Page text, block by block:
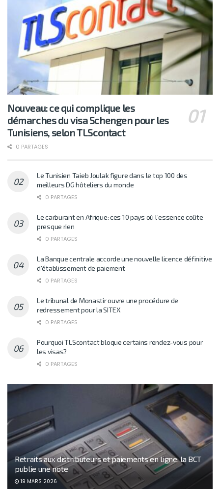
Nouveau: ce qui complique les
démarches du visa Schengen pour les
Tunisiens, selon TLScontact
0 PARTAGES
Le Tunisien Taieb Joulak figure dans le top 100 des
meilleurs DG hôteliers du monde
0 PARTAGES
Le carburant en Afrique: ces 10 pays où l’essence coûte
presque rien
0 PARTAGES
La Banque centrale accorde une nouvelle licence définitive
d’établissement de paiement
0 PARTAGES
Le tribunal de Monastir ouvre une procédure de
redressement pour la SITEX
0 PARTAGES
Pourquoi TLScontact bloque certains rendez-vous pour
les visas?
0 PARTAGES
Retraits aux distributeurs et paiements en ligne: la BCT
publie une note
19 MARS 2026